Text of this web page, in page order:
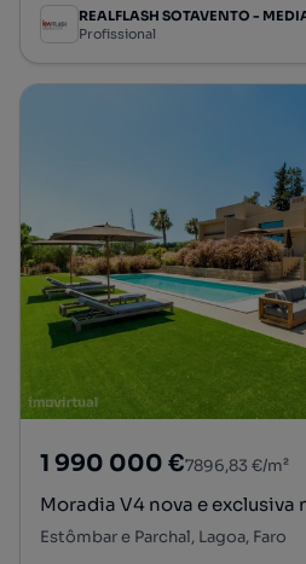
REALFLASH SOTAVENTO -
Profissional
1 990 000 €7896,83 €/m²
Moradia V4 nova e exclusiva
Estômbar e Parchal, Lagoa, Faro